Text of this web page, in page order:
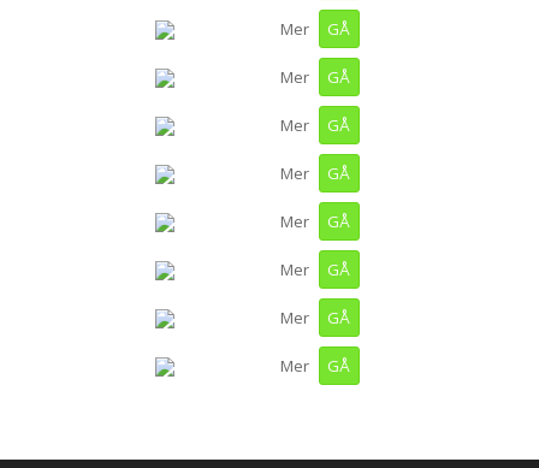
Mer GÅ
Mer GÅ
Mer GÅ
Mer GÅ
Mer GÅ
Mer GÅ
Mer GÅ
Mer GÅ